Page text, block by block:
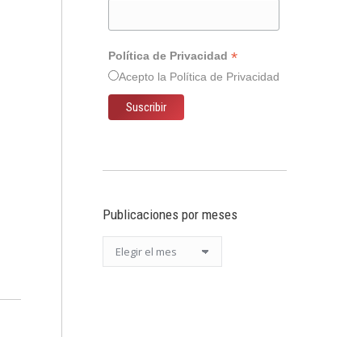
Política de Privacidad *
Acepto la Política de Privacidad
Publicaciones por meses
Publicaciones